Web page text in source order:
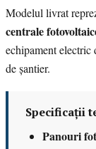
Modelul livrat
centrale
echipament electric
de șantier.
Specificații
Panouri